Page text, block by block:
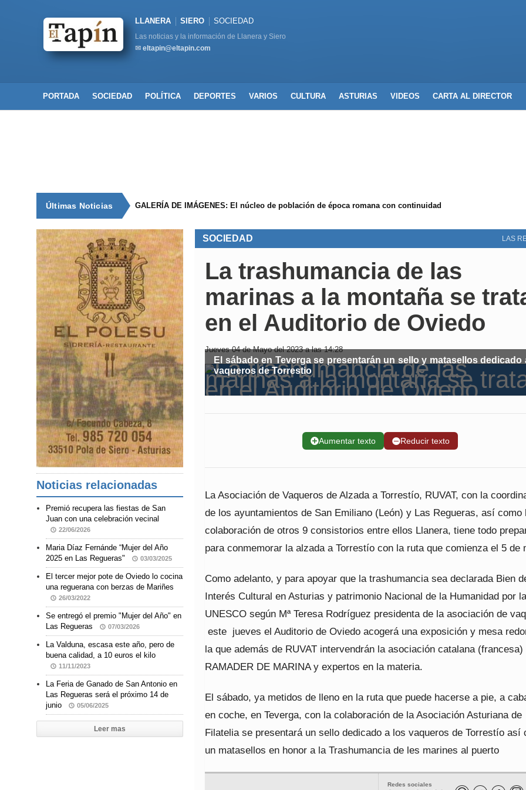
LLANERA SIERO SOCIEDAD
Las noticias y la información de Llanera y Siero
✉ eltapin@eltapin.com
PORTADA SOCIEDAD POLÍTICA DEPORTES VARIOS CULTURA ASTURIAS VIDEOS CARTA AL DIRECTOR
Últimas Noticias GALERÍA DE IMÁGENES: El núcleo de población de época romana con continuidad
LAS
SOCIEDAD
La trashumancia de las
marinas a la montaña se
en el Auditorio de Oviedo
Jueves 04 de Mayo del 2023 a las 14:28
El sábado en Teverga se presentarán un sello y matasellos dedicado
vaqueros de Torrestio
➕Aumentar texto ➖Reducir texto
La Asociación de Vaqueros de Alzada a Torrestío, RUVAT, con la
de los ayuntamientos de San Emiliano (León) y Las Regueras, así como
colaboración de otros 9 consistorios entre ellos Llanera, tiene todo
para conmemorar la alzada a Torrestío con la ruta que comienza el 5 de
Como adelanto, y para apoyar que la trashumancia sea declarada Bien
Interés Cultural en Asturias y patrimonio Nacional de la Humanidad por la
UNESCO según Mª Teresa Rodríguez presidenta de la asociación de
este jueves el Auditorio de Oviedo acogerá una exposición y mesa
la que además de RUVAT intervendrán la asociación catalana (francesa)
RAMADER DE MARINA y expertos en la materia.
El sábado, ya metidos de lleno en la ruta que puede hacerse a pie, a
en coche, en Teverga, con la colaboración de la Asociación Asturiana de
Filatelia se presentará un sello dedicado a los vaqueros de Torrestío así
un matasellos en honor a la Trashumancia de les marines al puerto
Redes sociales
Noticias relacionadas
Premió recupera las fiestas de San
Juan con una celebración vecinal
22/06/2026
Maria Díaz Fernánde “Mujer del Año
2025 en Las Regueras"
03/03/2025
El tercer mejor pote de Oviedo lo cocina
una reguerana con berzas de Mariñes
26/03/2022
Se entregó el premio "Mujer del Año" en
Las Regueras
07/03/2026
La Valduna, escasa este año, pero de
buena calidad, a 10 euros el kilo
11/11/2023
La Feria de Ganado de San Antonio en
Las Regueras será el próximo 14 de
junio
05/06/2025
Leer mas